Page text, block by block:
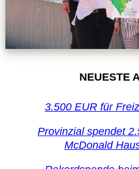
NEUESTE
3.500 EUR für
Provinzial spendet
McDonald